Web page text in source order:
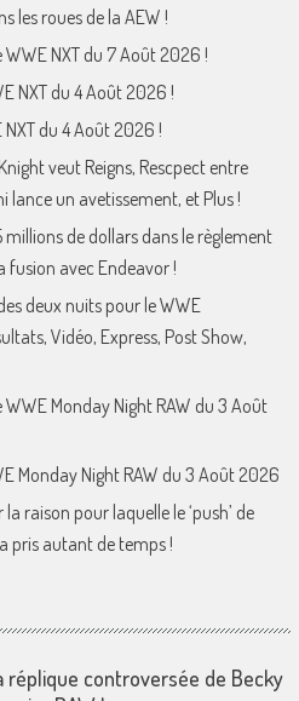
les roues de la AEW !
NXT du 7 Août 2026 !
NXT du 4 Août 2026 !
du 4 Août 2026 !
veut Reigns, Rescpect entre
lance un avetissement, et Plus !
millions de dollars dans le règlement
fusion avec Endeavor !
deux nuits pour le WWE
Vidéo, Express, Post Show,
Monday Night RAW du 3 Août
Monday Night RAW du 3 Août 2026
raison pour laquelle le ‘push’ de
pris autant de temps !
réplique controversée de Becky